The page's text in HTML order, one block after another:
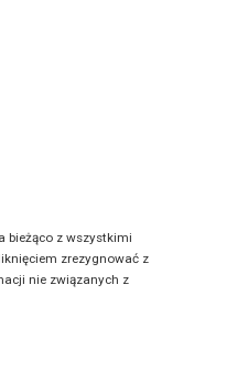
bieżąco z wszystkimi
zrezygnować z
nie związanych z